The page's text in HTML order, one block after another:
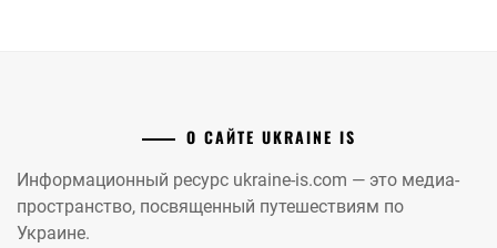
О САЙТЕ UKRAINE IS
Информационный ресурс ukraine-is.com — это медиа-
пространство, посвященный путешествиям по
Украине.